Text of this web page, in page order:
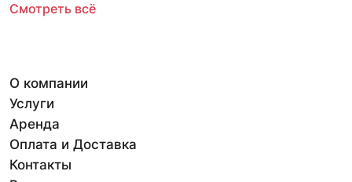
Смотреть всё
О компании
Услуги
Аренда
Оплата и Доставка
Контакты